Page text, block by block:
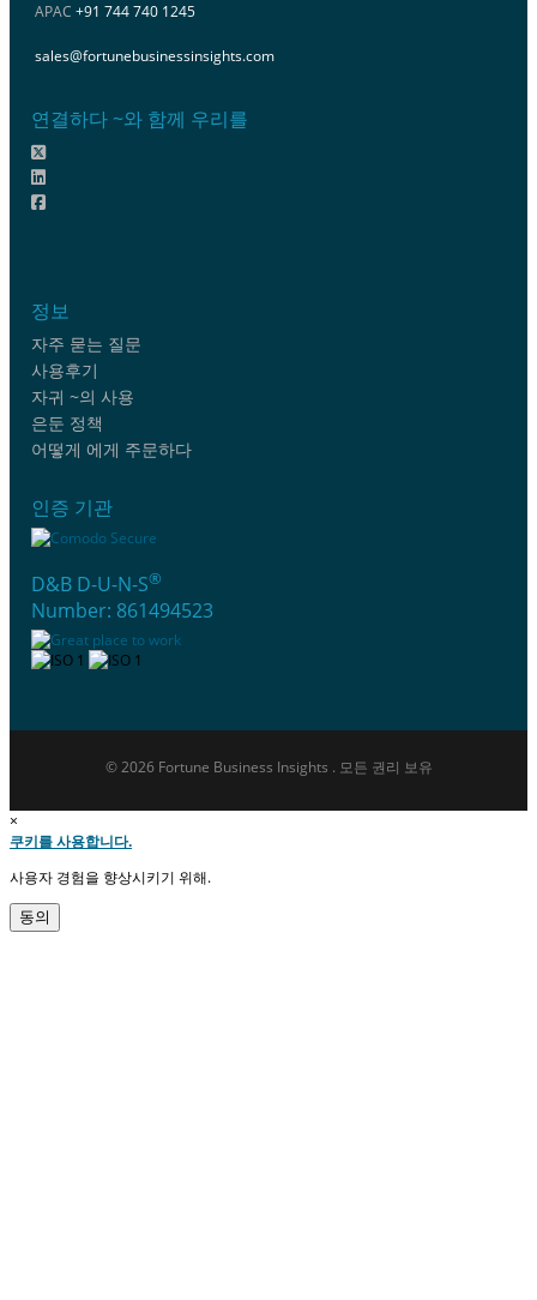
APAC +91 744 740 1245
sales@fortunebusinessinsights.com
연결하다 ~와 함께 우리를
정보
자주 묻는 질문
사용후기
자귀 ~의 사용
은둔 정책
어떻게 에게 주문하다
인증 기관
D&B D-U-N-S®
Number: 861494523
© 2026 Fortune Business Insights . 모든 권리 보유
×
쿠키를 사용합니다.
사용자 경험을 향상시키기 위해.
동의